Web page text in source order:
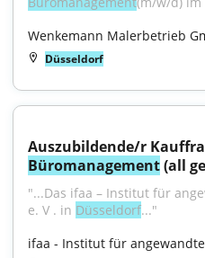
Wenkemann Malerbetrieb
Düsseldorf
Büromanagement (all
"...Das ifaa – Institut für
e. V . in Düsseldorf..."
ifaa - Institut für